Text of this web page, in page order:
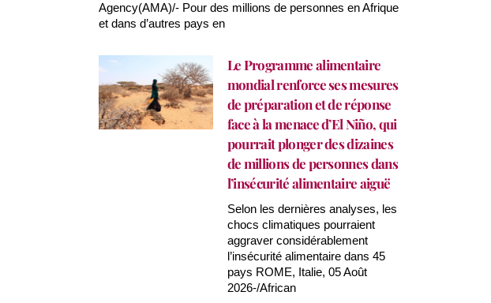
Agency(AMA)/- Pour des millions de personnes en Afrique
et dans d’autres pays en
Le Programme alimentaire
mondial renforce ses mesures
de préparation et de réponse
face à la menace d’El Niño, qui
pourrait plonger des dizaines
de millions de personnes dans
l’insécurité alimentaire aiguë
Selon les dernières analyses, les
chocs climatiques pourraient
aggraver considérablement
l’insécurité alimentaire dans 45
pays ROME, Italie, 05 Août
2026-/African